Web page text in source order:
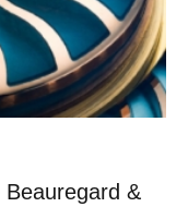
Beauregard &